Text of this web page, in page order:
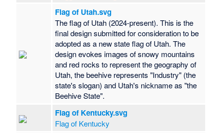
Flag of Utah.svg
The flag of Utah (2024-present). This is the
final design submitted for consideration to be
adopted as a new state flag of Utah. The
design evokes images of snowy mountains
and red rocks to represent the geography of
Utah, the beehive represents "Industry" (the
state's slogan) and Utah's nickname as "the
Beehive State".
Flag of Kentucky.svg
Flag of Kentucky